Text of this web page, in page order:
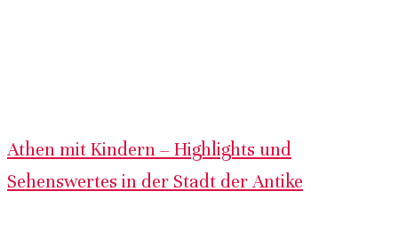
Athen mit Kindern – Highlights und
Sehenswertes in der Stadt der Antike